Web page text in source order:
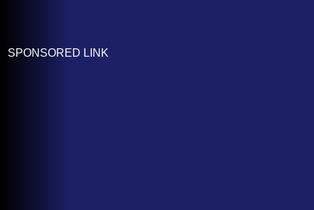
SPONSORED LINK